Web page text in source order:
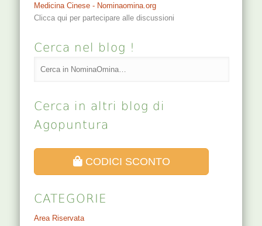
Medicina Cinese - Nominaomina.org
Clicca qui per partecipare alle discussioni
Cerca nel blog !
Cerca in altri blog di
Agopuntura
CODICI SCONTO
CATEGORIE
Area Riservata